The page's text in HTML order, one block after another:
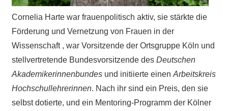
Cornelia Harte war frauenpolitisch aktiv, sie stärkte die
Förderung und Vernetzung von Frauen in der
Wissenschaft , war Vorsitzende der Ortsgruppe Köln und
stellvertretende Bundesvorsitzende des Deutschen
Akademikerinnenbundes und initiierte einen Arbeitskreis
Hochschullehrerinnen. Nach ihr sind ein Preis, den sie
selbst dotierte, und ein Mentoring-Programm der Kölner